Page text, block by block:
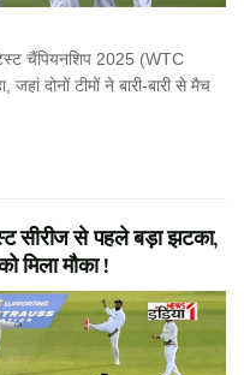
चैंपियनशिप 2025 (WTC
दोनों टीमों ने बारी-बारी से मैच
सीरीज से पहले बड़ा झटका,
मिला मौका !